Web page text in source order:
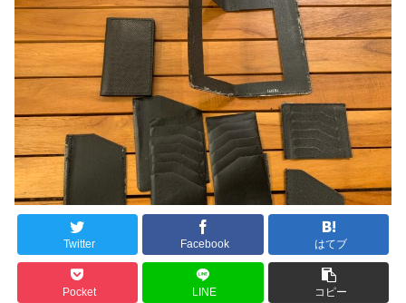
Twitter Facebook はてブ
Pocket LINE コピー